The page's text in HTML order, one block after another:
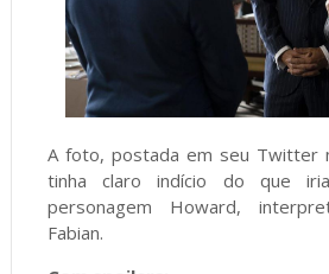
A foto, postada em seu Twitter
tinha claro indício do que
personagem Howard,
Fabian.